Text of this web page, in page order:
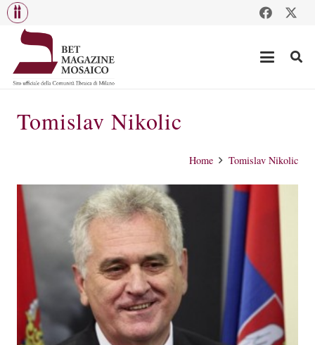
Tomislav Nikolic
Home Tomislav Nikolic